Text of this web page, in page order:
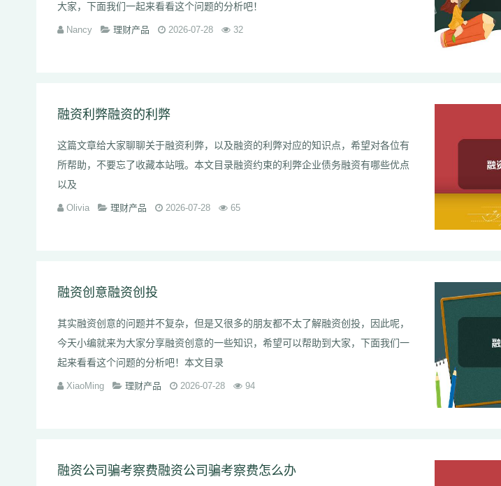
大家，下面我们一起来看看这个问题的分析吧！
Nancy 理财产品 2026-07-28 32
融资利弊融资的利弊
这篇文章给大家聊聊关于融资利弊，以及融资的利弊对应的知识点，希望对各位有
所帮助，不要忘了收藏本站哦。本文目录融资约束的利弊企业债务融资有哪些优点
以及
Olivia 理财产品 2026-07-28 65
融资创意融资创投
其实融资创意的问题并不复杂，但是又很多的朋友都不太了解融资创投，因此呢，
今天小编就来为大家分享融资创意的一些知识，希望可以帮助到大家，下面我们一
起来看看这个问题的分析吧！本文目录
XiaoMing 理财产品 2026-07-28 94
融资公司骗考察费融资公司骗考察费怎么办